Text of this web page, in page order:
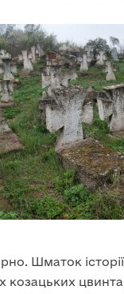
Шматок
козацьких